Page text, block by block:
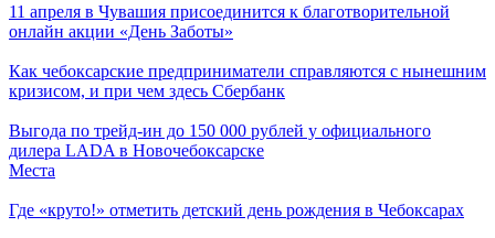
11 апреля в Чувашия присоединится к благотворительной
онлайн акции «День Заботы»
Как чебоксарские предприниматели справляются с нынешним
кризисом, и при чем здесь Сбербанк
Выгода по трейд-ин до 150 000 рублей у официального
дилера LADA в Новочебоксарске
Места
Где «круто!» отметить детский день рождения в Чебоксарах